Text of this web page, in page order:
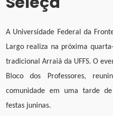
A Universidade Federal da
Largo realiza na próxima
tradicional Arraiá da UFFS. O
Bloco dos Professores,
comunidade em uma tarde
festas juninas.